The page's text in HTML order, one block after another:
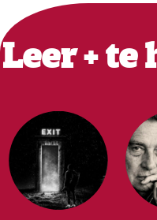
Sidebar
Leer + te